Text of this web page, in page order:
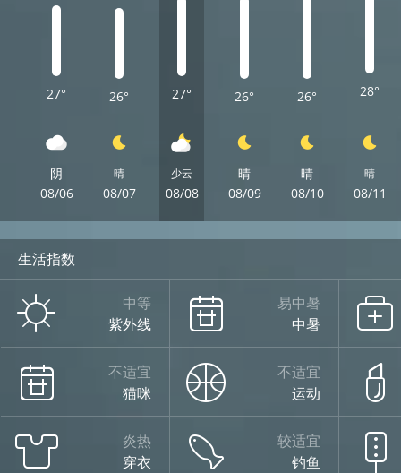
27°
阴
08/06
26°
晴
08/07
27°
少云
08/08
26°
晴
08/09
26°
晴
08/10
28°
晴
08/11
生活指数
中等
紫外线
易中暑
中暑
不适宜
猫咪
不适宜
运动
炎热
穿衣
较适宜
钓鱼